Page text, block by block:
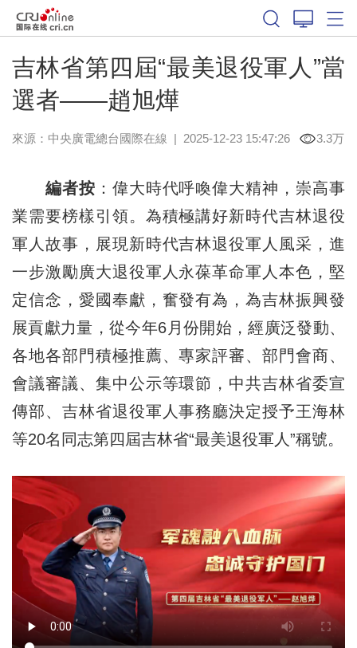
吉林省第四屆“最美退役軍人”當
選者——趙旭燁
來源：中央廣電總台國際在線 | 2025-12-23 15:47:26 3.3万
編者按 ：偉大時代呼喚偉大精神，崇高事
業需要榜樣引領。為積極講好新時代吉林退役
軍人故事，展現新時代吉林退役軍人風采，進
一步激勵廣大退役軍人永葆革命軍人本色，堅
定信念，愛國奉獻，奮發有為，為吉林振興發
展貢獻力量，從今年6月份開始，經廣泛發動、
各地各部門積極推薦、專家評審、部門會商、
會議審議、集中公示等環節，中共吉林省委宣
傳部、吉林省退役軍人事務廳決定授予王海林
等20名同志第四屆吉林省“最美退役軍人”稱號。